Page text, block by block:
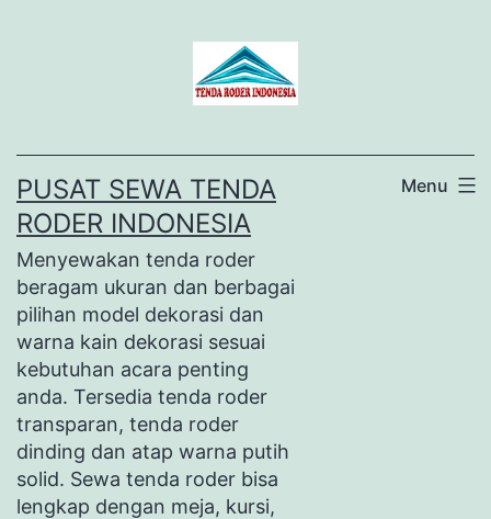
PUSAT SEWA TENDA
RODER INDONESIA
Menyewakan tenda roder
beragam ukuran dan berbagai
pilihan model dekorasi dan
warna kain dekorasi sesuai
kebutuhan acara penting
anda. Tersedia tenda roder
transparan, tenda roder
dinding dan atap warna putih
solid. Sewa tenda roder bisa
lengkap dengan meja, kursi,
Menu